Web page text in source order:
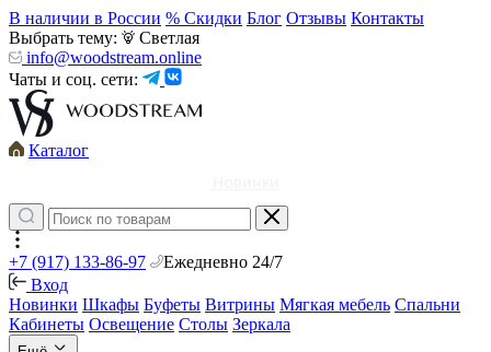
В наличии в России % Скидки Блог Отзывы Контакты
Выбрать тему:
Светлая
info@woodstream.online
Чаты и соц. сети:
Каталог
+7 (917) 133-86-97
Ежедневно 24/7
Вход
Новинки Шкафы Буфеты Витрины Мягкая мебель Спальни
Кабинеты Освещение Столы Зеркала